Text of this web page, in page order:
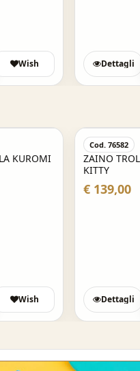
Wish Dettagli
KUROMI
Wish
Cod. 76582
ZAINO
KITTY
€ 139,00
Dettagli